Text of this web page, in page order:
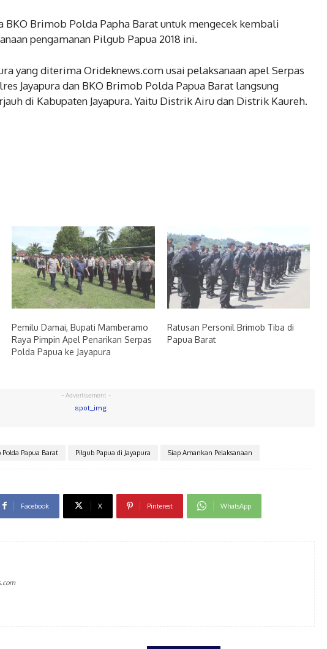
BKO Brimob Polda Papha Barat untuk mengecek kembali
pengamanan Pilgub Papua 2018 ini.
yang diterima Orideknews.com usai pelaksanaan apel Serpas
Jayapura dan BKO Brimob Polda Papua Barat langsung
di Kabupaten Jayapura. Yaitu Distrik Airu dan Distrik Kaureh.
Pemilu Damai, Bupati Mamberamo
Raya Pimpin Apel Penarikan Serpas
Polda Papua ke Jayapura
Ratusan Personil Brimob Tiba di
Papua Barat
- Advertisement -
Papua Barat Pilgub Papua di Jayapura Siap Amankan Pelaksanaan
Facebook X Pinterest WhatsApp